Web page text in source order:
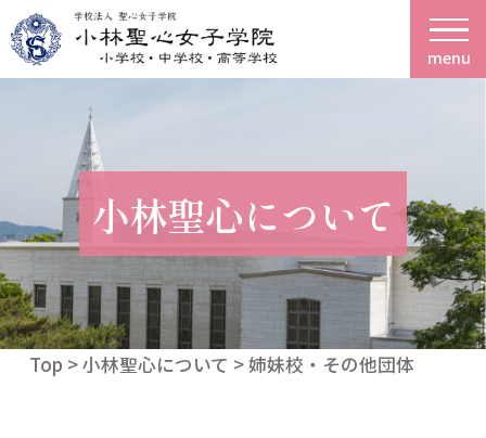
menu
小林聖心について
Top > 小林聖心について > 姉妹校・その他団体